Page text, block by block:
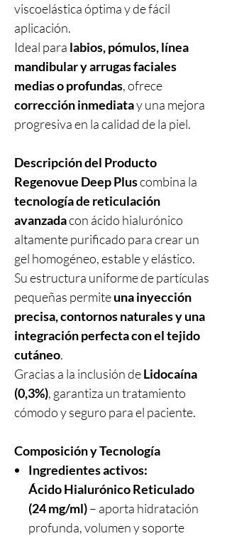
viscoelástica óptima y de fácil
aplicación.
Ideal para labios, pómulos, línea
mandibular y arrugas faciales
medias o profundas, ofrece
corrección inmediatay una mejora
progresiva en la calidad de la piel.
Descripción del Producto
Regenovue Deep Pluscombina la
tecnología de reticulación
avanzadacon ácido hialurónico
altamente purificado para crear un
gel homogéneo, estable y elástico.
Su estructura uniforme de partículas
pequeñas permiteuna inyección
precisa, contornos naturales y una
integración perfecta con el tejido
cutáneo.
Gracias a la inclusión deLidocaína
(0,3%), garantiza un tratamiento
cómodo y seguro para el paciente.
Composición y Tecnología
Ingredientes activos:
Ácido Hialurónico Reticulado
(24 mg/ml)– aporta hidratación
profunda, volumen y soporte